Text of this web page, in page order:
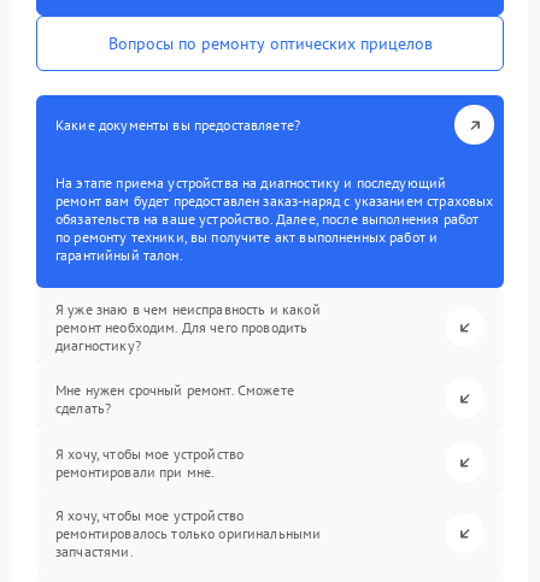
Вопросы по ремонту оптических прицелов
Какие документы вы предоставляете?
На этапе приема устройства на диагностику и последующий
ремонт вам будет предоставлен заказ-наряд с указанием страховых
обязательств на ваше устройство. Далее, после выполнения работ
по ремонту техники, вы получите акт выполненных работ и
гарантийный талон.
Я уже знаю в чем неисправность и какой
ремонт необходим. Для чего проводить
диагностику?
Мне нужен срочный ремонт. Сможете
сделать?
Я хочу, чтобы мое устройство
ремонтировали при мне.
Я хочу, чтобы мое устройство
ремонтировалось только оригинальными
запчастями.